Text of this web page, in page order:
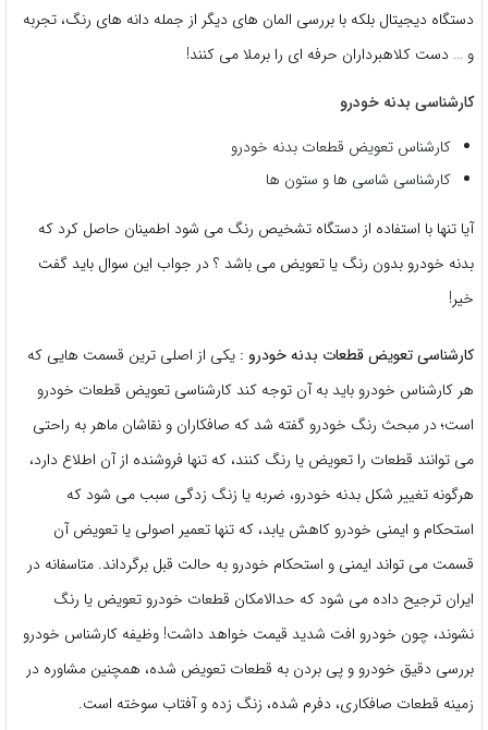
دستگاه دیجیتال بلکه با بررسی المان های دیگر از جمله دانه های رنگ، تجربه
و … دست کلاهبرداران حرفه ای را برملا می کنند!
کارشناسی بدنه خودرو
کارشناس تعویض قطعات بدنه خودرو
کارشناسی شاسی ها و ستون ها
آیا تنها با استفاده از دستگاه تشخیص رنگ می شود اطمینان حاصل کرد که
بدنه خودرو بدون رنگ یا تعویض می باشد ؟ در جواب این سوال باید گفت
خیر!
کارشناسی تعویض قطعات بدنه خودرو : یکی از اصلی ترین قسمت هایی که
هر کارشناس خودرو باید به آن توجه کند کارشناسی تعویض قطعات خودرو
است؛ در مبحث رنگ خودرو گفته شد که صافکاران و نقاشان ماهر به راحتی
می توانند قطعات را تعویض یا رنگ کنند، که تنها فروشنده از آن اطلاع دارد،
هرگونه تغییر شکل بدنه خودرو، ضربه یا زنگ زدگی سبب می شود که
استحکام و ایمنی خودرو کاهش یابد، که تنها تعمیر اصولی یا تعویض آن
قسمت می تواند ایمنی و استحکام خودرو به حالت قبل برگرداند. متاسفانه در
ایران ترجیح داده می شود که حدالامکان قطعات خودرو تعویض یا رنگ
نشوند، چون خودرو افت شدید قیمت خواهد داشت! وظیفه کارشناس خودرو
بررسی دقیق خودرو و پی بردن به قطعات تعویض شده، همچنین مشاوره در
زمینه قطعات صافکاری، دفرم شده، زنگ زده و آفتاب سوخته است.